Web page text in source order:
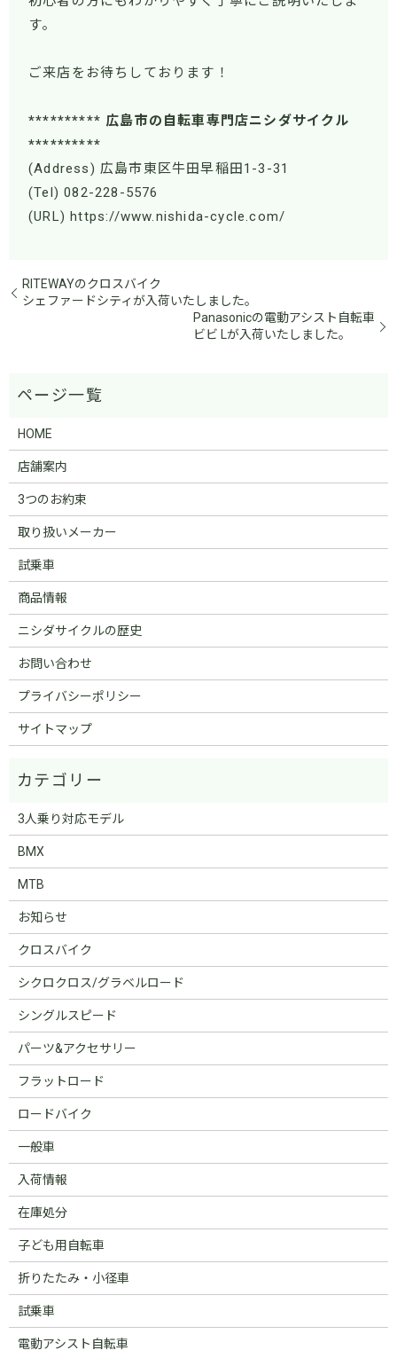
す。
ご来店をお待ちしております！
********** 広島市の自転車専門店ニシダサイクル
**********
(Address) 広島市東区牛田早稲田1-3-31
(Tel) 082-228-5576
(URL) https://www.nishida-cycle.com/
RITEWAYのクロスバイク
シェファードシティが入荷いたしました。
Panasonicの電動アシスト自転車
ビビ Lが入荷いたしました。
HOME
店舗案内
3つのお約束
取り扱いメーカー
試乗車
商品情報
ニシダサイクルの歴史
お問い合わせ
プライバシーポリシー
サイトマップ
3人乗り対応モデル
BMX
MTB
お知らせ
クロスバイク
シクロクロス/グラベルロード
シングルスピード
パーツ&アクセサリー
フラットロード
ロードバイク
一般車
入荷情報
在庫処分
子ども用自転車
折りたたみ・小径車
試乗車
電動アシスト自転車